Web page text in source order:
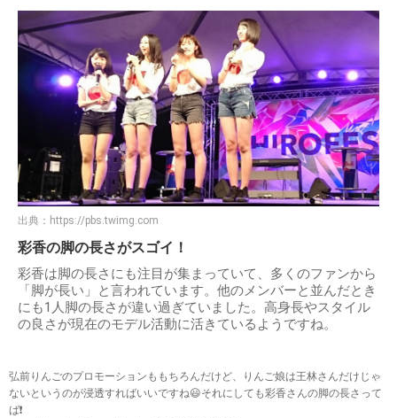
出典： https://pbs.twimg.com
彩香の脚の長さがスゴイ！
彩香は脚の長さにも注目が集まっていて、多くのファンから
「脚が長い」と言われています。他のメンバーと並んだとき
にも1人脚の長さが違い過ぎていました。高身長やスタイル
の良さが現在のモデル活動に活きているようですね。
弘前りんごのプロモーションももちろんだけど、りんご娘は王林さんだけじゃ
ないというのが浸透すればいいですね😃それにしても彩香さんの脚の長さって
ば❗